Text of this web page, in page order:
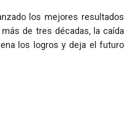
los mejores resultados
de tres décadas, la caída
los logros y deja el futuro